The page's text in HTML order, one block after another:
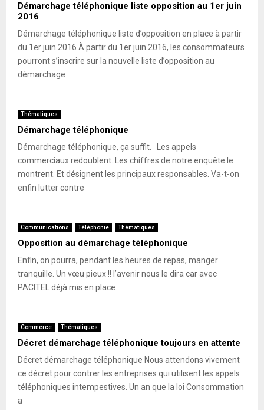
Démarchage téléphonique liste opposition au 1er juin
2016
Démarchage téléphonique liste d’opposition en place à partir
du 1er juin 2016 À partir du 1er juin 2016, les consommateurs
pourront s’inscrire sur la nouvelle liste d’opposition au
démarchage
Thématiques
Démarchage téléphonique
Démarchage téléphonique, ça suffit. Les appels
commerciaux redoublent. Les chiffres de notre enquête le
montrent. Et désignent les principaux responsables. Va-t-on
enfin lutter contre
Communications Téléphonie Thématiques
Opposition au démarchage téléphonique
Enfin, on pourra, pendant les heures de repas, manger
tranquille. Un vœu pieux !! l’avenir nous le dira car avec
PACITEL déjà mis en place
Commerce Thématiques
Décret démarchage téléphonique toujours en attente
Décret démarchage téléphonique Nous attendons vivement
ce décret pour contrer les entreprises qui utilisent les appels
téléphoniques intempestives. Un an que la loi Consommation
a